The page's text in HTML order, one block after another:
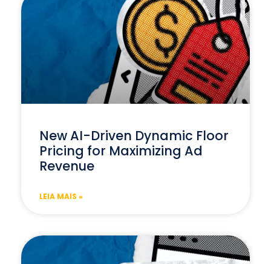
New AI-Driven Dynamic Floor
Pricing for Maximizing Ad
Revenue
LEIA MAIS »